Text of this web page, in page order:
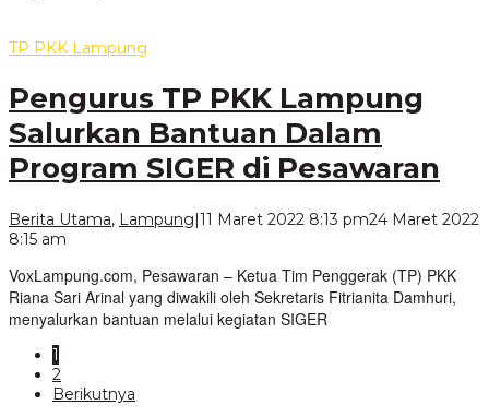
TP PKK Lampung
Pengurus TP PKK Lampung
Salurkan Bantuan Dalam
Program SIGER di Pesawaran
Berita Utama, Lampung|11 Maret 2022 8:13 pm24 Maret 2022
8:15 am
VoxLampung.com, Pesawaran – Ketua Tim Penggerak (TP) PKK
Riana Sari Arinal yang diwakili oleh Sekretaris Fitrianita Damhuri,
menyalurkan bantuan melalui kegiatan SIGER
1
2
Berikutnya